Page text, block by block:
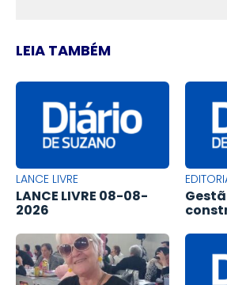
LEIA TAMBÉM
LANCE LIVRE
LANCE LIVRE 08-08-
2026